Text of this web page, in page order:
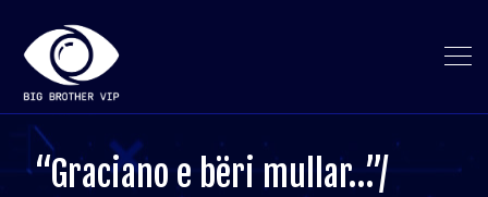
“Graciano e bëri mullar…”/